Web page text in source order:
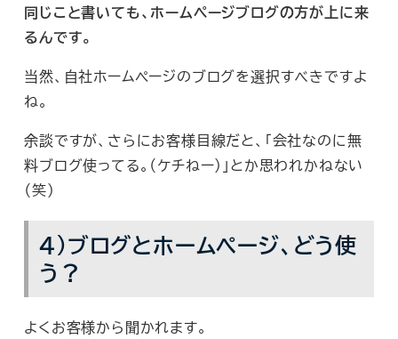
同じこと書いても、ホームページブログの方が上に来
るんです。
当然、自社ホームページのブログを選択すべきですよ
ね。
余談ですが、さらにお客様目線だと、「会社なのに無
料ブログ使ってる。（ケチねー）」とか思われかねない
（笑）
４）ブログとホームページ、どう使
う？
よくお客様から聞かれます。